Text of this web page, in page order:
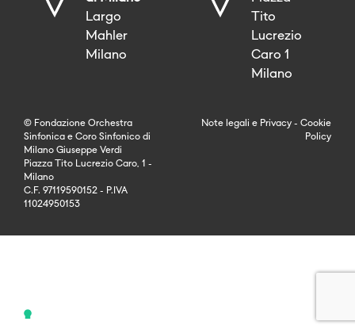
Largo
Mahler
Milano
Tito
Lucrezio
Caro 1
Milano
© Fondazione Orchestra
Sinfonica e Coro Sinfonico di
Milano Giuseppe Verdi
Piazza Tito Lucrezio Caro, 1 -
Milano
C.F. 97119590152 - P.IVA
11024950153
Note legali e Privacy - Cookie
Policy